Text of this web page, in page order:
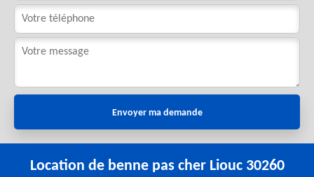
Location de benne pas cher Liouc 30260